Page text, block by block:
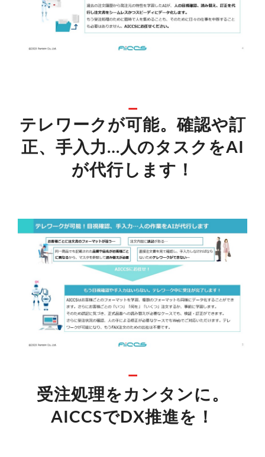
テレワークが可能。確認や訂
正、手入力…人のタスクをAI
が代行します！
受注処理をカンタンに。
AICCSでDX推進を！